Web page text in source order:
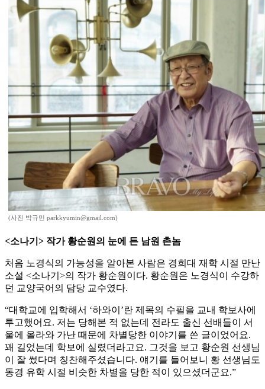
(사진 박규민 parkkyumin@gmail.com)
<소나기> 작가 황순원의 눈에 든 남원 촌놈
처음 노경식의 가능성을 알아본 사람은 경희대 재학 시절 만난
소설 <소나기>의 작가 황순원이다. 황순원은 노경식이 수강하
던 교양국어의 담당 교수였다.
“대학교에 입학해서 ‘하와이’란 제목의 수필을 교내 학보사에
투고했어요. 저는 당해본 적 없는데 전라도 출신 선배들이 서
울에 올라와 가난 때문에 차별당한 이야기를 쓴 글이었어요.
꽤 길었는데 학보에 실렸더라고요. 그것을 보고 황순원 선생님
이 잘 썼다며 칭찬해주셨습니다. 얘기를 들어보니 황 선생님도
동경 유학 시절 비슷한 차별을 당한 적이 있으셨더군요.”